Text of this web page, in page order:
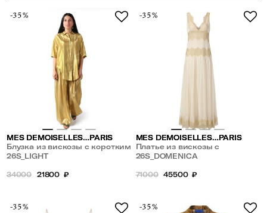
-35%
MES DEMOISELLES…PARIS
Блузка из вискозы с коротким
рукавом
26S_LIGHT
34000 21800 ₽
-35%
MES DEMOISELLES…PARIS
Платье из вискозы с
кружевом
26S_DOMENICA
71000 45500 ₽
-35% -35%